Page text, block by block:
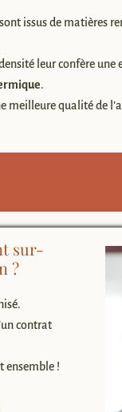
issus de matières
leur confère
.
meilleure qualité de
sur-
?
contrat
ensemble !